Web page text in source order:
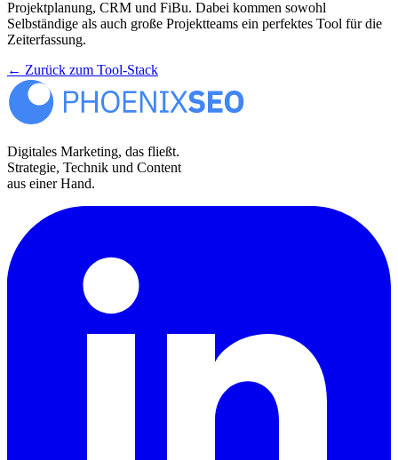
Projektplanung, CRM und FiBu. Dabei kommen sowohl
Selbständige als auch große Projektteams ein perfektes Tool für die
Zeiterfassung.
← Zurück zum Tool-Stack
Digitales Marketing, das fließt.
Strategie, Technik und Content
aus einer Hand.